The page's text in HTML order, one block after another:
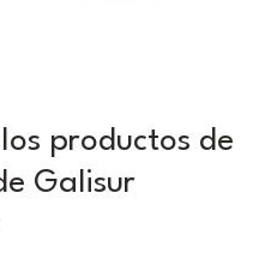
productos de
Galisur